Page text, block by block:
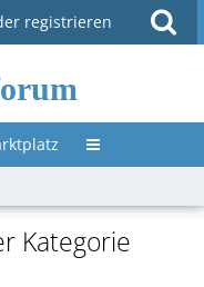
registrieren
Untermenü »
Kategorie